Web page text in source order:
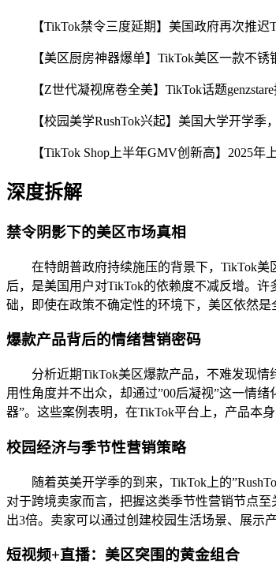
【TikTok禁令三度延期】美国政府再次推
【美区厨房神器爆单】TikTok美区一款不
【Z世代凝视席卷全美】TikTok话题
【校园美学RushTok兴起】美国大学开学
【TikTok Shop上半年GMV创新高】2025
深度拆解
禁令阴影下的美区市场真相
在特朗普政府持续施压的背景下，TikTok美
后，是美国用户对TikTok的依赖度不减反增。
础，即使在政策不确定性的环境下，美区依然是
爆款产品背后的情绪营销密码
分析近期TikTok美区爆款产品，不难发现
用性角度并不出众，却通过”00后凝视”这一情
器”。这些案例表明，在TikTok平台上，产品本
校园经济与季节性营销策略
随着英美开学季的到来，TikTok上的
对于跨境卖家而言，把握这类季节性营销节点
出3倍。卖家可以通过创建校园生活场景、展示
短视频+直播：美区突围的黄金组合